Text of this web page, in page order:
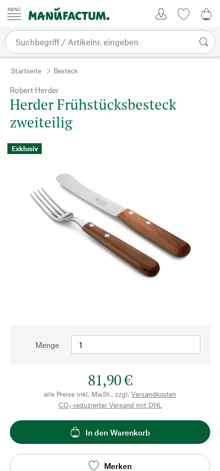
Zum Inhalt springen
Startseite Besteck
Robert Herder
Herder Frühstücksbesteck
zweiteilig
Exklusiv
Menge
81,90 €
alle Preise inkl. MwSt., zzgl. Versandkosten
CO₂-reduzierter Versand mit DHL
In den Warenkorb
Merken